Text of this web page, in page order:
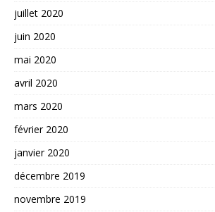
juillet 2020
juin 2020
mai 2020
avril 2020
mars 2020
février 2020
janvier 2020
décembre 2019
novembre 2019